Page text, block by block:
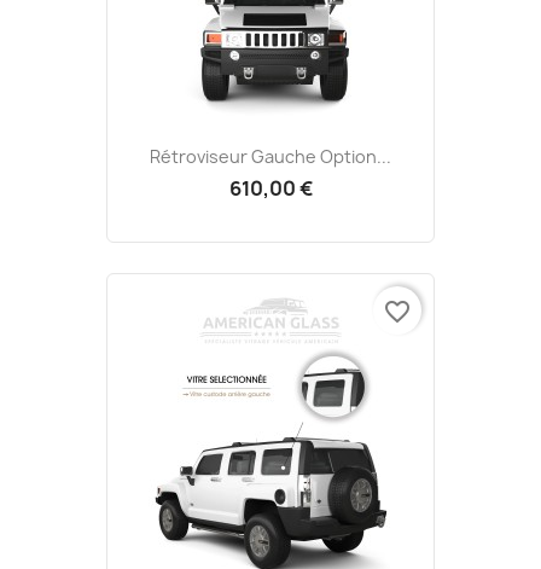
Rétroviseur Gauche Option...
610,00 €
favorite_border